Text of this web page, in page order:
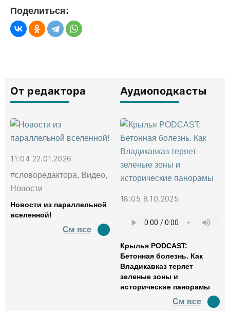
Поделиться:
От редактора
11:04 22.01.2026
#словоредактора, Видео,
Новости
Новости из параллельной
вселенной!
См все
Аудиоподкасты
18:05 8.10.2025
Крылья PODCAST:
Бетонная болезнь. Как
Владикавказ теряет
зеленые зоны и
исторические панорамы
См все